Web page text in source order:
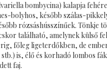
bombycina) kalapja
bolyhos, később szálas-
rózsáshússzínűek. Tönkje
található, amelynek külső
főleg ligeterdőkben, de
is, élő és korhadó lombos
faj.